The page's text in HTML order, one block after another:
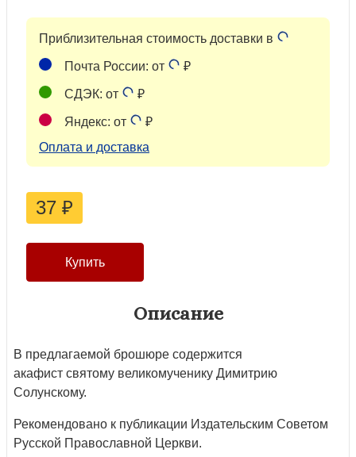
Приблизительная стоимость доставки в
Почта России: от ₽
СДЭК: от ₽
Яндекс: от
₽
Оплата и доставка
37 ₽
Описание
В предлагаемой брошюре содержится
акафист святому великомученику Димитрию
Солунскому.
Рекомендовано к публикации Издательским Советом
Русской Православной Церкви.